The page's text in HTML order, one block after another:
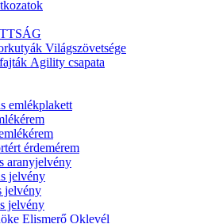
Világszövetsége
Agility csapata
emlékplakett
érdemérem
aranyjelvény
jelvény
jelvény
jelvény
Elismerő Oklevél